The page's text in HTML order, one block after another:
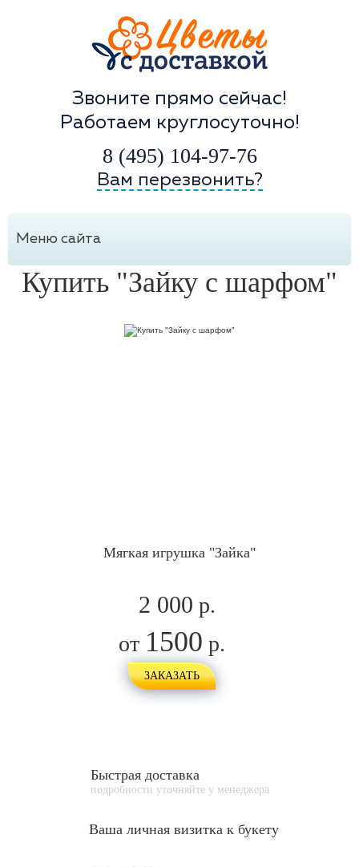
Звоните прямо сейчас!
Работаем круглосуточно!
8 (495) 104-97-76
Вам перезвонить?
Меню сайта
Купить "Зайку с шарфом"
Мягкая игрушка "Зайка"
2 000 р.
от 1500 р.
ЗАКАЗАТЬ
Быстрая доставка
подробности уточняйте у менеджера
Ваша личная визитка к букету